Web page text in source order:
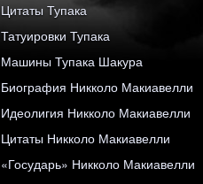
Цитаты Тупака
Татуировки Тупака
Машины Тупака Шакура
Биография Никколо Макиавелли
Идеолигия Никколо Макиавелли
Цитаты Никколо Макиавелли
«Государь» Никколо Макиавелли